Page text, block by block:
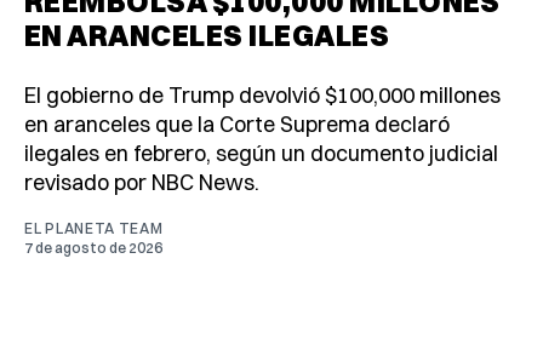
EN ARANCELES ILEGALES
El gobierno de Trump devolvió $100,000 millones
en aranceles que la Corte Suprema declaró
ilegales en febrero, según un documento judicial
revisado por NBC News.
EL PLANETA TEAM
7 de agosto de 2026